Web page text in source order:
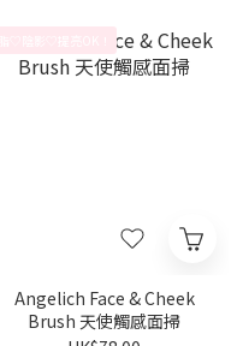
Angelich Face & Cheek
Brush 天使觸感面掃